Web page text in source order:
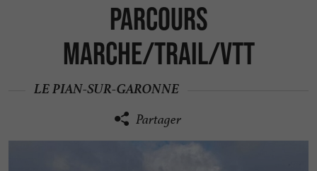
Parcours
marche/trail/VTT
LE PIAN-SUR-GARONNE
Partager